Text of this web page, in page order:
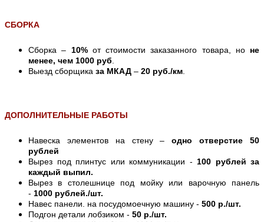
СБОРКА
Сборка – 10%от стоимости заказанного товара, но не
менее, чем 1000 руб
Выезд сборщика за МКАД – 20 руб./км
ДОПОЛНИТЕЛЬНЫЕ РАБОТЫ
Навеска элементов на стену –одно отверстие 50
рублей
Вырез под плинтус или коммуникации - 100 рублей за
каждый выпил.
Вырез в столешнице под мойку или варочную панель
- 1000 рублей./шт.
Навес панели. на посудомоечную машину - 500 р./шт.
Подгон детали лобзиком - 50 р./шт.